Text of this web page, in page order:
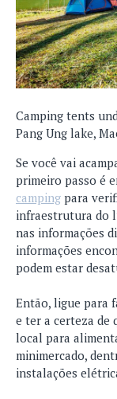
Camping tents
Pang Ung lake,
Se você vai
primeiro passo é
camping para
infraestrutura do
nas informações
informações
podem estar
Então, ligue para
e ter a certeza de
local para
minimercado,
instalações